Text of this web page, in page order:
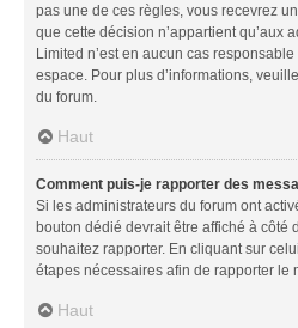
pas une de ces règles, vous recevrez
que cette décision n’appartient qu’aux
Limited n’est en aucun cas
espace. Pour plus d’informations,
du forum.
Haut
Comment puis-je rapporter des
Si les administrateurs du forum ont
bouton dédié devrait être affiché à côté
souhaitez rapporter. En cliquant sur
étapes nécessaires afin de rapporter le
Haut